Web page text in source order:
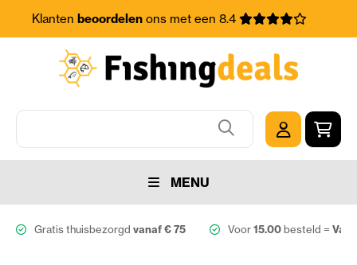
Klanten beoordelenons met een 8.4
MENU
Gratis thuisbezorgd vanaf € 75 Voor15.00besteld =